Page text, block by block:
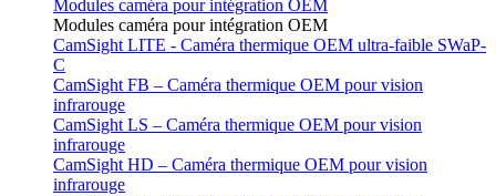
Modules caméra pour intégration OEM
Modules caméra pour intégration OEM
CamSight LITE - Caméra thermique OEM ultra-faible SWaP-
C
CamSight FB – Caméra thermique OEM pour vision
infrarouge
CamSight LS – Caméra thermique OEM pour vision
infrarouge
CamSight HD – Caméra thermique OEM pour vision
infrarouge